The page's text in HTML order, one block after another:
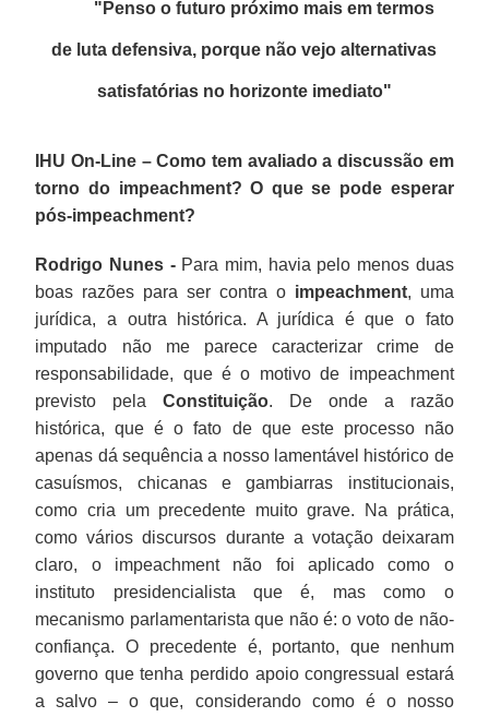
"Penso o futuro próximo mais em termos
de luta defensiva, porque não vejo alternativas
satisfatórias no horizonte imediato"
IHU On-Line – Como tem avaliado a discussão em
torno do impeachment? O que se pode esperar
pós-impeachment?
Rodrigo Nunes -Para mim, havia pelo menos duas
boas razões para ser contra o impeachment, uma
jurídica, a outra histórica. A jurídica é que o fato
imputado não me parece caracterizar crime de
responsabilidade, que é o motivo de impeachment
previsto pelaConstituição. De onde a razão
histórica, que é o fato de que este processo não
apenas dá sequência a nosso lamentável histórico de
casuísmos, chicanas e gambiarras institucionais,
como cria um precedente muito grave. Na prática,
como vários discursos durante a votação deixaram
claro, o impeachment não foi aplicado como o
instituto presidencialista que é, mas como o
mecanismo parlamentarista que não é: o voto de não-
confiança. O precedente é, portanto, que nenhum
governo que tenha perdido apoio congressual estará
a salvo – o que, considerando como é o nosso